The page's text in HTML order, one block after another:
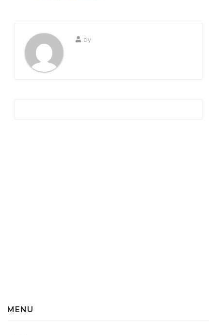
by
MENU